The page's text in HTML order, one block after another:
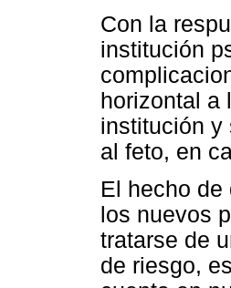
Con la
institución
horizontal a
institución y
al feto, en
El hecho de
los nuevos
tratarse de
de riesgo,